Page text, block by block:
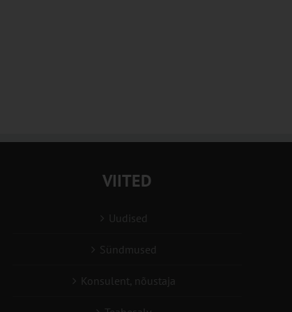
VIITED
Uudised
Sündmused
Konsulent, nõustaja